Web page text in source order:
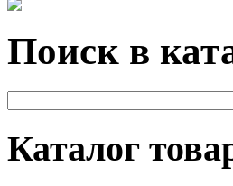
Поиск в
Каталог